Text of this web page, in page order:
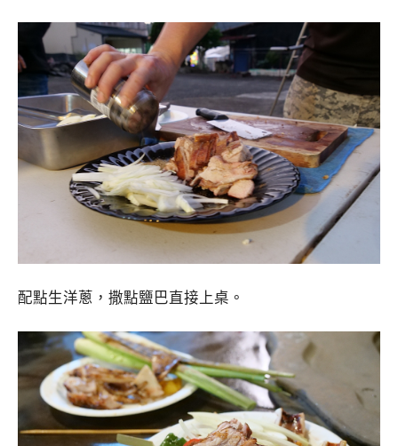
配點生洋蔥，撒點鹽巴直接上桌。